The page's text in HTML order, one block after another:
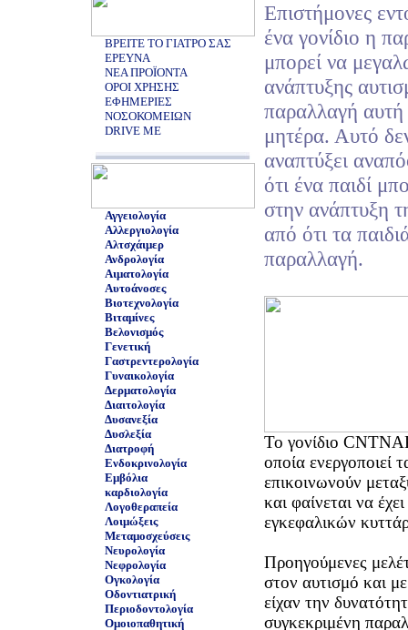
ΒΡΕΙΤΕ ΤΟ ΓΙΑΤΡΟ ΣΑΣ
ΕΡΕΥΝΑ
ΝΕΑ ΠΡΟΪΟΝΤΑ
ΟΡΟΙ ΧΡΗΣΗΣ
ΕΦΗΜΕΡΙΕΣ
ΝΟΣΟΚΟΜΕΙΩΝ
DRIVE ME
Αγγειολογία
Αλλεργιολογία
Αλτσχάιμερ
Ανδρολογία
Αιματολογία
Αυτοάνοσες
Βιοτεχνολογία
Βιταμίνες
Βελονισμός
Γενετική
Γαστρεντερολογία
Γυναικολογία
Δερματολογία
Διαιτολογία
Δυσανεξία
Δυσλεξία
Διατροφή
Ενδοκρινολογία
Εμβόλια
καρδιολογία
Λογοθεραπεία
Λοιμώξεις
Μεταμοσχεύσεις
Νευρολογία
Νεφρολογία
Ογκολογία
Οδοντιατρική
Περιοδοντολογία
Ομοιοπαθητική
Eπιστήμονες
ένα γονίδιο η
μπορεί να
ανάπτυξης
παραλλαγή αυτή
μητέρα. Αυτό
αναπτύξει
ότι ένα παιδί
στην ανάπτυξη
από ότι τα
παραλλαγή.
Το γονίδιο
οποία ενεργοποιεί
επικοινωνούν
και φαίνεται να
εγκεφαλικών
Προηγούμενες
στον αυτισμό και
είχαν την
συγκεκριμένη